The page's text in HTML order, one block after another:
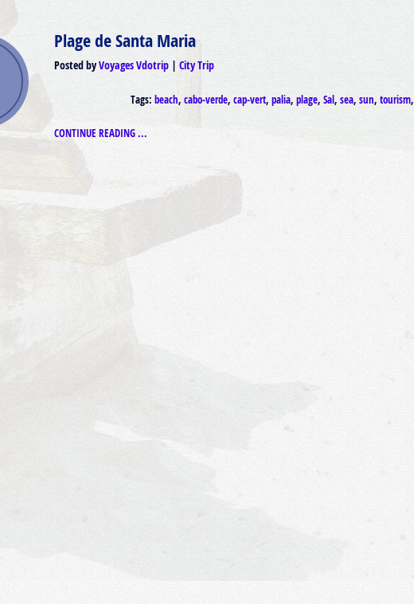
Plage de Santa Maria
Posted byVoyages Vdotrip City Trip
Tags: beach, cabo-verde, cap-vert, palia, plage, Sal, sea, sun, tourism,
CONTINUE READING ...